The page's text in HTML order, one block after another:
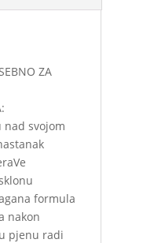
ZA
nad svojom
formula
nakon
pjenu radi